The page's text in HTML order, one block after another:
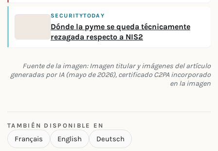
SECURITYTODAY
Dónde la pyme se queda técnicamente
rezagada respecto a NIS2
Fuente de la imagen: Imagen titular y imágenes del artículo
generadas por IA (mayo de 2026), certificado C2PA incorporado
en la imagen
TAMBIÉN DISPONIBLE EN
Français English Deutsch